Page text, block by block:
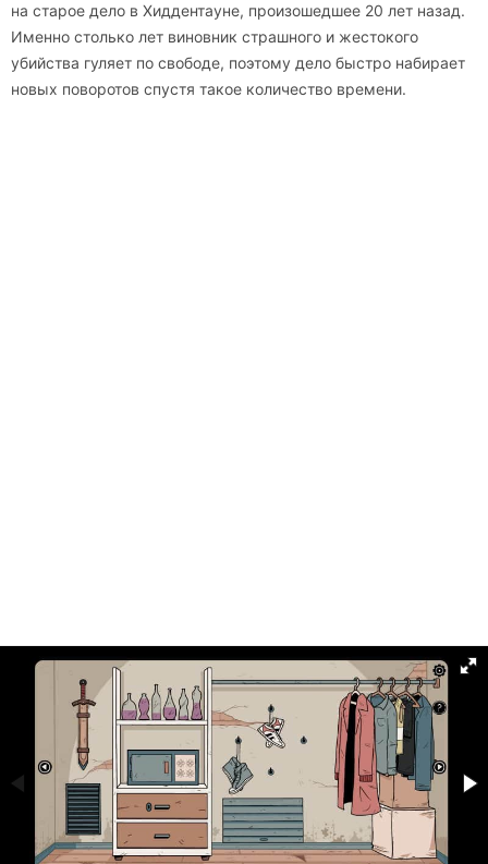
на старое дело в Хиддентауне, произошедшее 20 лет назад.
Именно столько лет виновник страшного и жестокого
убийства гуляет по свободе, поэтому дело быстро набирает
новых поворотов спустя такое количество времени.